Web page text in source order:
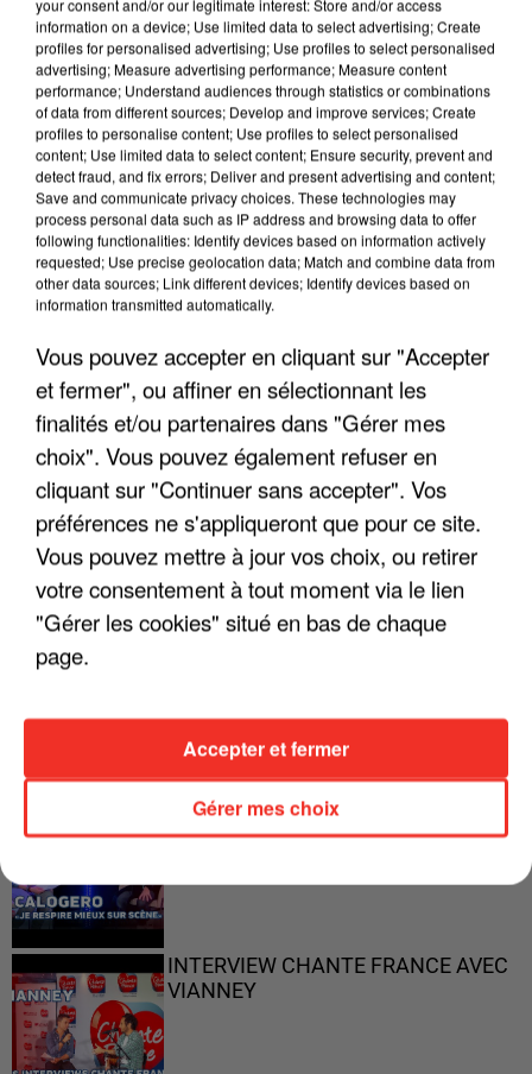
LES INTERVIEWS CHANTE
FRANCE
Voir plus
ENFOIRÉS"
"ON A TOUS LE TRAC"
"JE RESPIRE MIEUX SUR SCÈNE" -
CALOGERO
INTERVIEW CHANTE FRANCE AVEC
VIANNEY
information on a device; Use limited data to select advertising; Create
profiles for personalised advertising; Use profiles to select personalised
advertising; Measure advertising performance; Measure content
performance; Understand audiences through statistics or combinations
of data from different sources; Develop and improve services; Create
profiles to personalise content; Use profiles to select personalised
content; Use limited data to select content; Ensure security, prevent and
detect fraud, and fix errors; Deliver and present advertising and content;
Save and communicate privacy choices. These technologies may
process personal data such as IP address and browsing data to offer
following functionalities: Identify devices based on information actively
requested; Use precise geolocation data; Match and combine data from
other data sources; Link different devices; Identify devices based on
information transmitted automatically.
Vous pouvez accepter en cliquant sur "Accepter
et fermer", ou affiner en sélectionnant les
finalités et/ou partenaires dans "Gérer mes
choix". Vous pouvez également refuser en
cliquant sur "Continuer sans accepter". Vos
préférences ne s'appliqueront que pour ce site.
Vous pouvez mettre à jour vos choix, ou retirer
votre consentement à tout moment via le lien
"Gérer les cookies" situé en bas de chaque
page.
Gérer mes choix
Accepter et fermer